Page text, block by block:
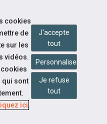
cookies
de
sur les
vidéos.
qui sont
ici.
J'accepte
tout
Personnaliser
Je refuse
tout